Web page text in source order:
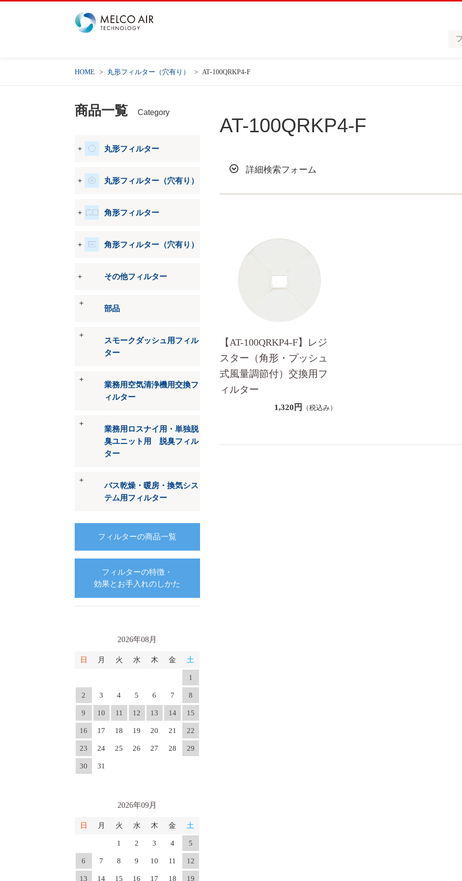
HOME 丸形フィルター（穴有り） AT-100QRKP4-F
AT-100QRKP4-F
詳細検索フォーム
【AT-100QRKP4-F】レジ
スター（角形・プッシュ
式風量調節付）交換用フ
ィルター
1,320円 （税込み）
商品一覧 Category
丸形フィルター
丸形フィルター（穴有り）
角形フィルター
角形フィルター（穴有り）
その他フィルター
部品
スモークダッシュ用フィル
ター
業務用空気清浄機用交換フ
ィルター
業務用ロスナイ用・単独脱
臭ユニット用 脱臭フィル
ター
バス乾燥・暖房・換気シス
テム用フィルター
フィルターの商品一覧
フィルターの特徴・
効果とお手入れのしかた
2026年08月
日 月 火 水 木 金 土
1
2 3 4 5 6 7 8
9 10 11 12 13 14 15
16 17 18 19 20 21 22
23 24 25 26 27 28 29
30 31
2026年09月
日 月 火 水 木 金 土
1 2 3 4 5
6 7 8 9 10 11 12
13 14 15 16 17 18 19